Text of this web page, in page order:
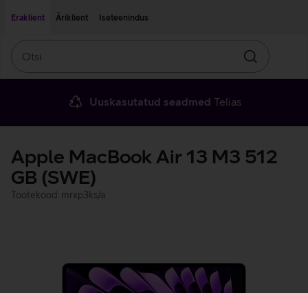
Eraklient
Äriklient Iseteenindus
Otsin
Uuskasutatud seadmed Telias
Apple MacBook Air 13 M3 512
GB (SWE)
Tootekood: mrxp3ks/a